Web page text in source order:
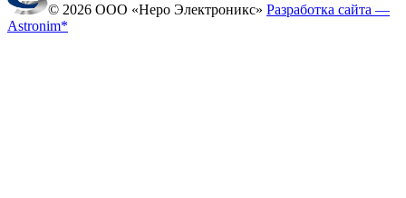
© 2026 ООО «Неро Электроникс» Разработка сайта —
Astronim*